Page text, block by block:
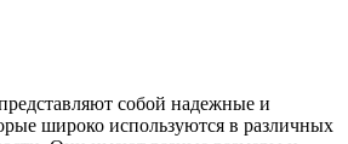
собой надежные и
широко используются в различных